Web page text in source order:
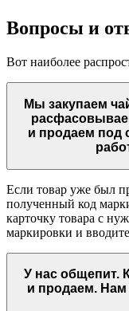
Вопросы и
Вот наиболее
Мы закупаем
и продаем под
Если товар уже был
полученный код
карточку товара с
маркировки и
У нас общепит.
и продаем. Нам